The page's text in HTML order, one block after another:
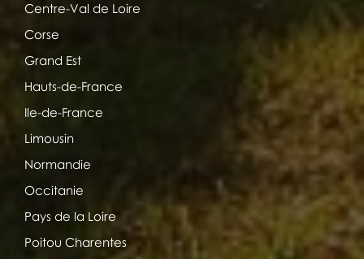
Centre-Val de Loire
Corse
Grand Est
Hauts-de-France
Ile-de-France
Limousin
Normandie
Occitanie
Pays de la Loire
Poitou Charentes